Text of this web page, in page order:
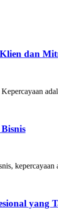
dan
kepercayaan
yang